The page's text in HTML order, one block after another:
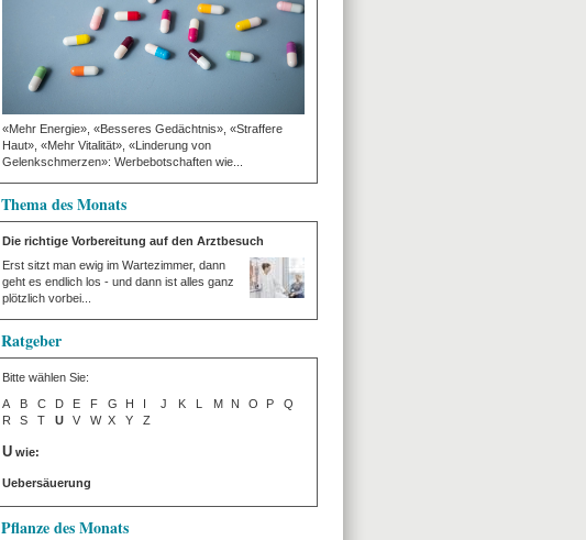
«Mehr Energie», «Besseres Gedächtnis», «Straffere
Haut», «Mehr Vitalität», «Linderung von
Gelenkschmerzen»: Werbebotschaften wie...
Thema des Monats
Die richtige Vorbereitung auf den Arztbesuch
Erst sitzt man ewig im Wartezimmer, dann
geht es endlich los - und dann ist alles ganz
plötzlich vorbei...
Ratgeber
Bitte wählen Sie:
A
B C D E F G H I J K L M N O P
Q
R
S T U V W X Y Z
U wie:
Uebersäuerung
Pflanze des Monats